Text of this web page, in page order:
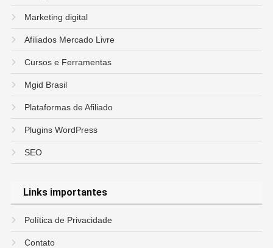
Marketing digital
Afiliados Mercado Livre
Cursos e Ferramentas
Mgid Brasil
Plataformas de Afiliado
Plugins WordPress
SEO
Links importantes
Política de Privacidade
Contato